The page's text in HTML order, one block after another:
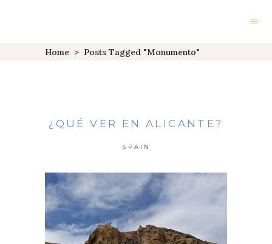
Home > Posts Tagged "monumento"
¿QUÉ VER EN ALICANTE?
SPAIN